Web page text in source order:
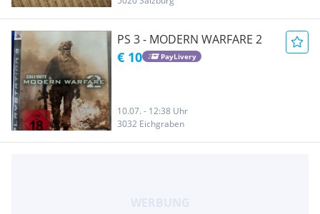
PS 3 - MODERN WARFARE 2
€ 10 PayLivery
10.07. - 12:38 Uhr
3032 Eichgraben